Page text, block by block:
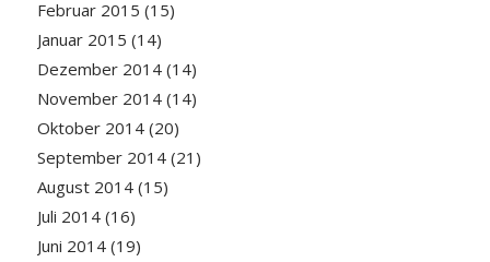
Februar 2015 (15)
Januar 2015 (14)
Dezember 2014(14)
November 2014(14)
Oktober 2014(20)
September 2014(21)
August 2014(15)
Juli 2014(16)
Juni 2014(19)